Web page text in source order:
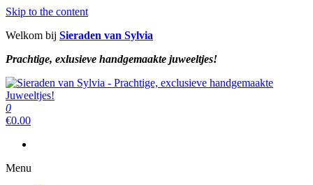
Skip to the content
Welkom bij Sieraden van Sylvia
Prachtige, exlusieve handgemaakte juweeltjes!
Sieraden van Sylvia
Prachtige, exclusieve handgemaakte juweeltjes!
Sieraden van Sylvia
Prachtige, exclusieve handgemaakte juweeltjes!
0
€0.00
Menu